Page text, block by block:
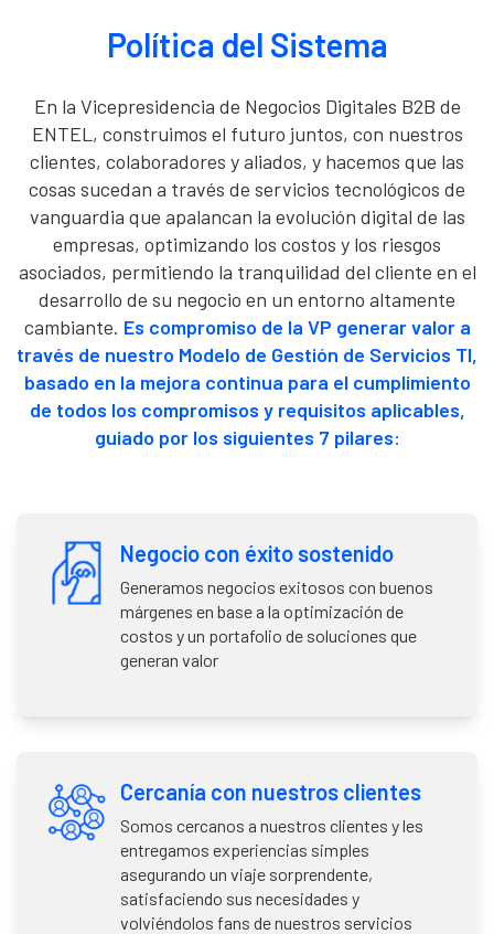
Política del Sistema
En la Vicepresidencia de Negocios Digitales B2B de
ENTEL, construimos el futuro juntos, con nuestros
clientes, colaboradores y aliados, y hacemos que las
cosas sucedan a través de servicios tecnológicos de
vanguardia que apalancan la evolución digital de las
empresas, optimizando los costos y los riesgos
asociados, permitiendo la tranquilidad del cliente en el
desarrollo de su negocio en un entorno altamente
cambiante. Es compromiso de la VP generar valor a
través de nuestro Modelo de Gestión de Servicios TI,
basado en la mejora continua para el cumplimiento
de todos los compromisos y requisitos aplicables,
guiado por los siguientes 7 pilares:
Negocio con éxito sostenido
Generamos negocios exitosos con buenos
márgenes en base a la optimización de
costos y un portafolio de soluciones que
generan valor
Cercanía con nuestros clientes
Somos cercanos a nuestros clientes y les
entregamos experiencias simples
asegurando un viaje sorprendente,
satisfaciendo sus necesidades y
volviéndolos fans de nuestros servicios